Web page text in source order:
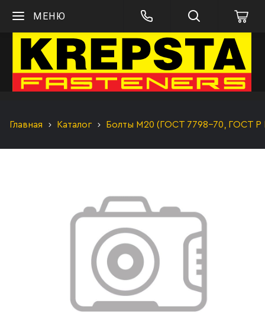
МЕНЮ
Главная Каталог Болты М20 (ГОСТ 7798-70, ГОСТ Р